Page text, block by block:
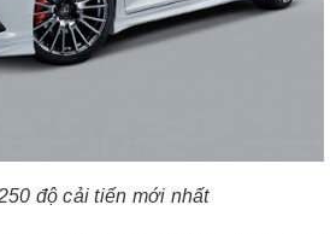
độ cải tiến mới nhất